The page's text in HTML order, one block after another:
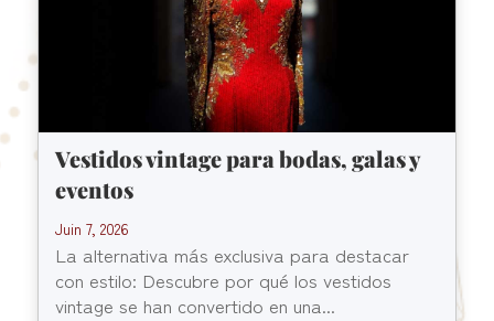
Vestidos vintage para bodas, galas y
eventos
Juin 7, 2026
La alternativa más exclusiva para destacar
con estilo: Descubre por qué los vestidos
vintage se han convertido en una...